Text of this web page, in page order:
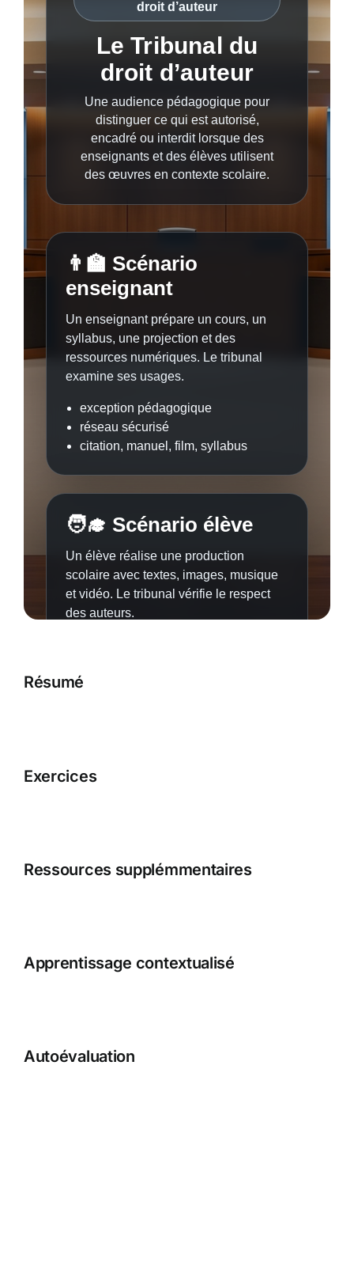
Résumé
Exercices
Ressources supplémmentaires
Apprentissage contextualisé
Autoévaluation